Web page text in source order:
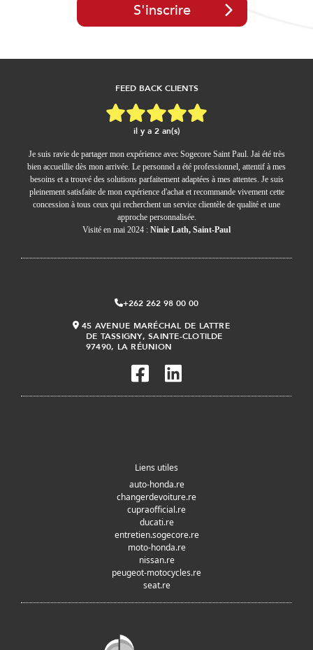
S'inscrire
FEED BACK CLIENTS
il y a 2 an(s)
Je suis ravie de partager mon expérience avec Sogecore Saint Paul. Jai été très
bien accueillie dès mon arrivée. Le personnel a été professionnel, attentif à mes
besoins et a trouvé des solutions parfaitement adaptées à mes attentes. Je suis
pleinement satisfaite de mon expérience d'achat et recommande vivement cette
concession à tous ceux qui recherchent un service clientèle de qualité et une
approche personnalisée.
Visité en mai 2024 : Ninie Lath, Saint-Paul
+262 262 98 00 00
45 AVENUE MARÉCHAL DE LATTRE
DE TASSIGNY, SAINTE-CLOTILDE
97490, LA RÉUNION
Liens utiles
auto-honda.re
changerdevoiture.re
cupraofficial.re
ducati.re
entretien.sogecore.re
moto-honda.re
nissan.re
peugeot-motocycles.re
seat.re